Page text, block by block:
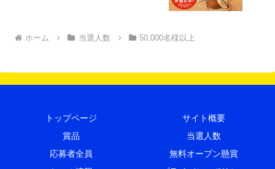
ホーム 当選人数 50,000名様以上
トップページ
サイト概要
賞品
当選人数
応募者全員
無料オープン懸賞